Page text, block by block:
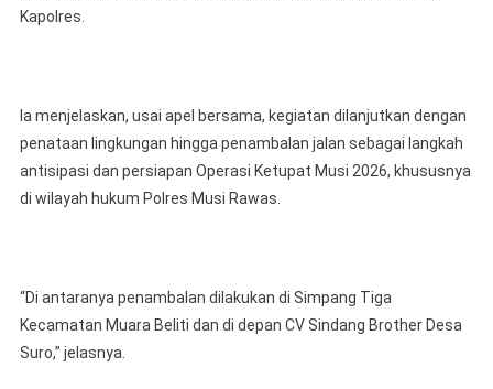
Kapolres.
Ia menjelaskan, usai apel bersama, kegiatan dilanjutkan dengan
penataan lingkungan hingga penambalan jalan sebagai langkah
antisipasi dan persiapan Operasi Ketupat Musi 2026, khususnya
di wilayah hukum Polres Musi Rawas.
“Di antaranya penambalan dilakukan di Simpang Tiga
Kecamatan Muara Beliti dan di depan CV Sindang Brother Desa
Suro,” jelasnya.